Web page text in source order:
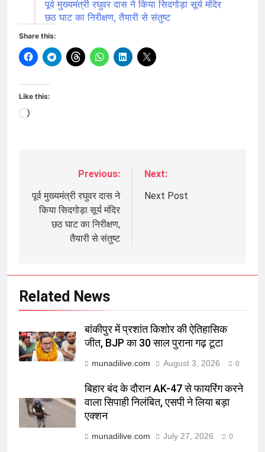
पूर्व मुख्यमंत्री रघुवर दास ने किया सिदगोड़ा सूर्य मंदिर
छठ घाट का निरीक्षण, तैयारी से संतुष्ट
Share this:
Like this:
Loading…
navigation
Previous:
पूर्व मुख्यमंत्री रघुवर दास ने
किया सिदगोड़ा सूर्य मंदिर
छठ घाट का निरीक्षण,
तैयारी से संतुष्ट
Next:
Next Post
Related News
बांकीपुर में प्रशांत किशोर की ऐतिहासिक
जीत, BJP का 30 साल पुराना गढ़ टूटा
munadilive.com August 3, 2026 0
बिहार बंद के दौरान AK-47 से फायरिंग करने
वाला सिपाही निलंबित, एसपी ने लिया बड़ा
एक्शन
munadilive.com July 27, 2026 0